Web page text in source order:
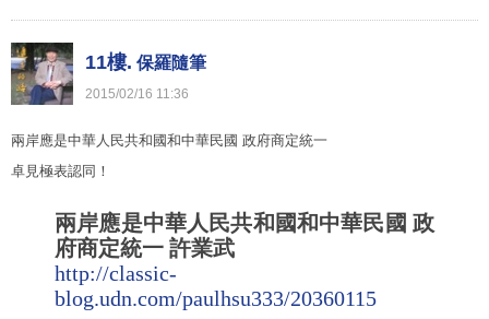
11樓. 保羅隨筆
2015/02/16 11:36
兩岸應是中華人民共和國和中華民國 政府商定統一
卓見極表認同！
兩岸應是中華人民共和國和中華民國 政
府商定統一 許業武
http://classic-
blog.udn.com/paulhsu333/20360115